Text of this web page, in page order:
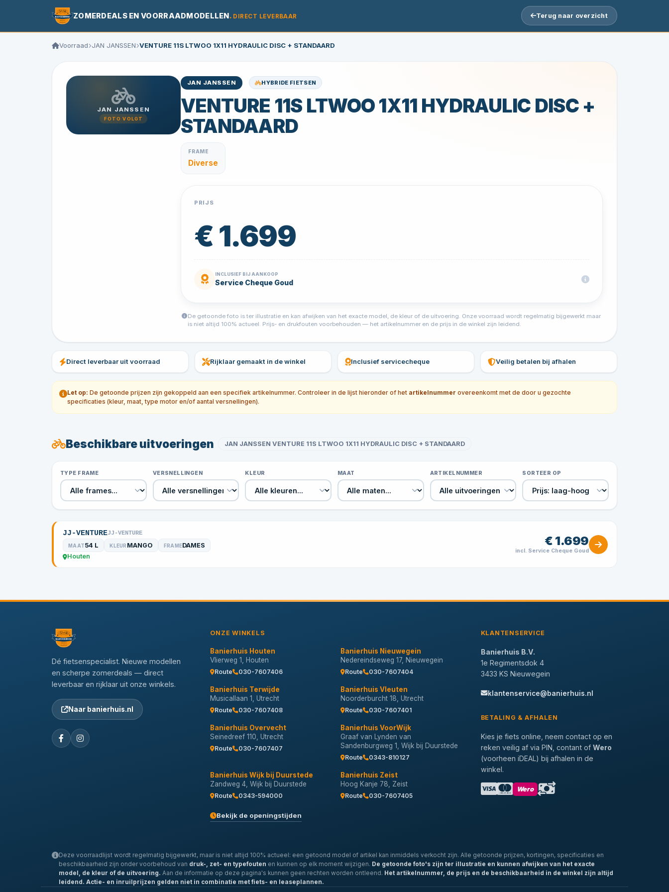
ZOMERDEALS EN VOORRAADMODELLEN. DIRECT LEVERBAAR Terug naar overzicht
Voorraad JAN JANSSEN VENTURE 11S LTWOO 1X11 HYDRAULIC DISC + STANDAARD
JAN JANSSEN
FOTO VOLGT
JAN JANSSEN HYBRIDE FIETSEN
VENTURE 11S LTWOO 1X11 HYDRAULIC DISC +
STANDAARD
FRAME
Diverse
PRIJS
€ 1.699
INCLUSIEF BIJ AANKOOP
Service Cheque Goud
De getoonde foto is ter illustratie en kan afwijken van het exacte model, de kleur of de uitvoering. Onze voorraad wordt regelmatig bijgewerkt maar
is niet altijd 100% actueel. Prijs- en drukfouten voorbehouden — het artikelnummer en de prijs in de winkel zijn leidend.
Direct leverbaar uit voorraad Rijklaar gemaakt in de winkel Inclusief servicecheque Veilig betalen bij afhalen
Let op: De getoonde prijzen zijn gekoppeld aan een specifiek artikelnummer. Controleer in de lijst hieronder of het artikelnummer overeenkomt met de door u gezochte
specificaties (kleur, maat, type motor en/of aantal versnellingen).
Beschikbare uitvoeringen JAN JANSSEN VENTURE 11S LTWOO 1X11 HYDRAULIC DISC + STANDAARD
TYPE FRAME VERSNELLINGEN KLEUR MAAT ARTIKELNUMMER SORTEER OP
JJ-VENTUREJJ-VENTURE
MAAT54 L KLEUR MANGO FRAMEDAMES
Houten
€ 1.699
incl. Service Cheque Goud
Dé fietsenspecialist. Nieuwe modellen
en scherpe zomerdeals — direct
leverbaar en rijklaar uit onze winkels.
Naar banierhuis.nl
ONZE WINKELS
Banierhuis Houten
Vlierweg 1, Houten
Route 030-7607406
Banierhuis Nieuwegein
Nedereindseweg 17, Nieuwegein
Route 030-7607404
Banierhuis Terwijde
Musicallaan 1, Utrecht
Route 030-7607408
Banierhuis Vleuten
Noorderburcht 18, Utrecht
Route 030-7607401
Banierhuis Overvecht
Seinedreef 110, Utrecht
Route 030-7607407
Banierhuis VoorWijk
Graaf van Lynden van
Sandenburgweg 1, Wijk bij Duurstede
Route 0343-810127
Banierhuis Wijk bij Duurstede
Zandweg 4, Wijk bij Duurstede
Route 0343-594000
Banierhuis Zeist
Hoog Kanje 78, Zeist
Route 030-7607405
Bekijk de openingstijden
KLANTENSERVICE
Banierhuis B.V.
1e Regimentsdok 4
3433 KS Nieuwegein
klantenservice@banierhuis.nl
BETALING & AFHALEN
Kies je fiets online, neem contact op en
reken veilig af via PIN, contant of Wero
(voorheen iDEAL) bij afhalen in de
winkel.
Wero
Deze voorraadlijst wordt regelmatig bijgewerkt, maar is niet altijd 100% actueel: een getoond model of artikel kan inmiddels verkocht zijn. Alle getoonde prijzen, kortingen, specificaties en
beschikbaarheid zijn onder voorbehoud van druk-, zet- en typefouten en kunnen op elk moment wijzigen. De getoonde foto's zijn ter illustratie en kunnen afwijken van het exacte
model, de kleur of de uitvoering. Aan de informatie op deze pagina's kunnen geen rechten worden ontleend. Het artikelnummer, de prijs en de beschikbaarheid in de winkel zijn altijd
leidend. Actie- en inruilprijzen gelden niet in combinatie met fiets- en leaseplannen.